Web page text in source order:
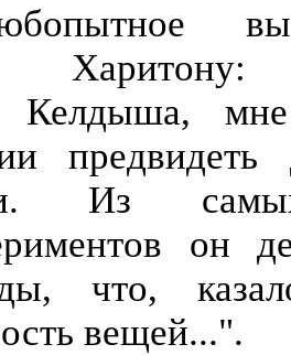
мне
предвидеть
Из
он
что,
вещей...".